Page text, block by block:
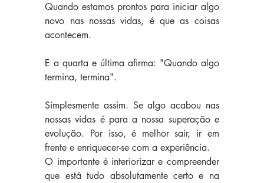
Quando estamos prontos para iniciar algo
novo nas nossas vidas, é que as coisas
acontecem.
E a quarta e última afirma: "Quando algo
termina, termina".
Simplesmente assim. Se algo acabou nas
nossas vidas é para a nossa superação e
evolução. Por isso, é melhor sair, ir em
frente e enriquecer-se com a experiência.
O importante é interiorizar e compreender
que está tudo absolutamente certo e na